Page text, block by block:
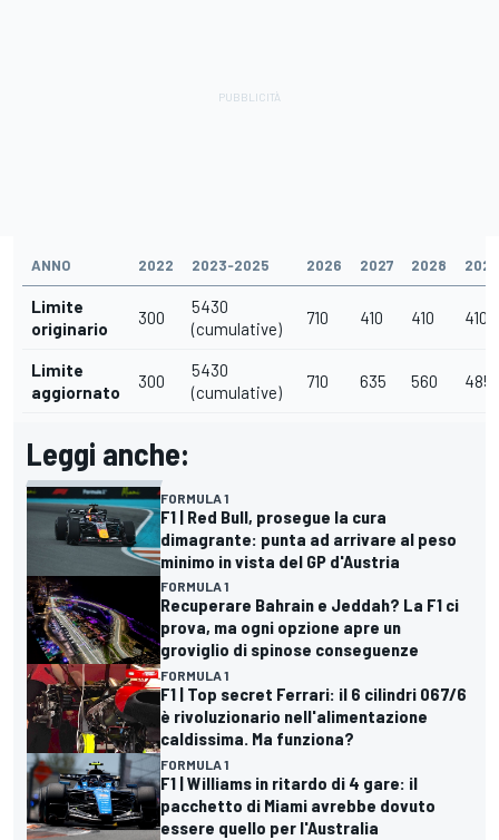
ANNO 2022 2023‑2025 2026 2027 2028 2029
Limite
originario
300
5430
(cumulative)
710 410 410 410
Limite
aggiornato
300
5430
(cumulative)
710 635 560 485
Leggi anche:
FORMULA 1
F1 | Red Bull, prosegue la cura
dimagrante: punta ad arrivare al peso
minimo in vista del GP d'Austria
FORMULA 1
Recuperare Bahrain e Jeddah? La F1 ci
prova, ma ogni opzione apre un
groviglio di spinose conseguenze
FORMULA 1
F1 | Top secret Ferrari: il 6 cilindri 067/6
è rivoluzionario nell'alimentazione
caldissima. Ma funziona?
FORMULA 1
F1 | Williams in ritardo di 4 gare: il
pacchetto di Miami avrebbe dovuto
essere quello per l'Australia